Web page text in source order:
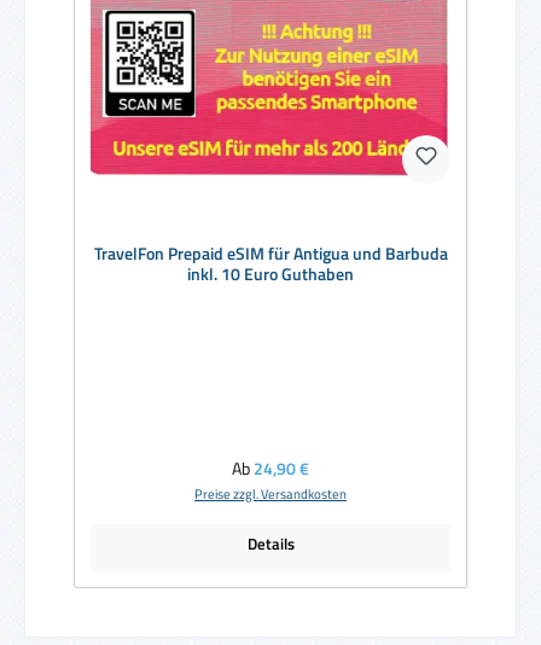
TravelFon Prepaid eSIM für Antigua und Barbuda
inkl. 10 Euro Guthaben
Regulärer Preis:
Ab24,90 €
Preise zzgl. Versandkosten
Details